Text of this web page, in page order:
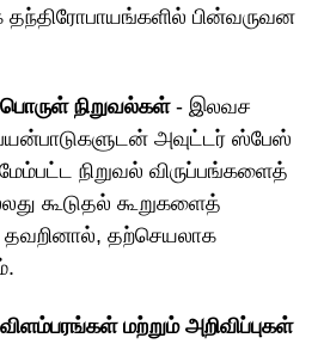
பின்வருவன
நிறுவல்கள்- இலவச
அவுட்டர் ஸ்பேஸ்
நிறுவல் விருப்பங்களைத்
கூடுதல் கூறுகளைத்
தற்செயலாக
மற்றும் அறிவிப்புகள்